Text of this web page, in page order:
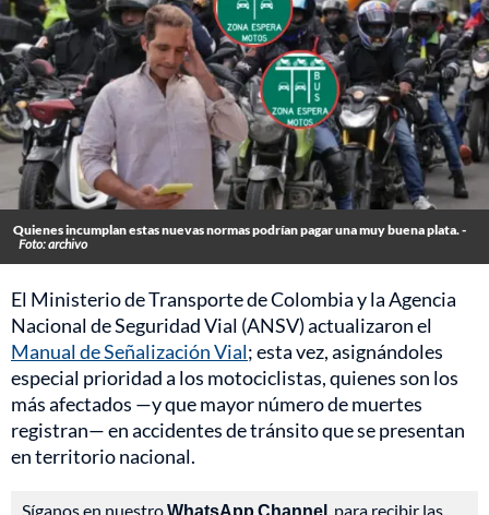
Quienes incumplan estas nuevas normas podrían pagar una muy buena plata. -
Foto: archivo
El Ministerio de Transporte de Colombia y la Agencia
Nacional de Seguridad Vial (ANSV) actualizaronel
Manual de Señalización Vial; esta vez, asignándoles
especial prioridad a los motociclistas, quienes son los
más afectados —y que mayor número de muertes
registran— en accidentes de tránsito que se presentan
en territorio nacional.
Síganos en nuestroWhatsApp Channel, para recibir las